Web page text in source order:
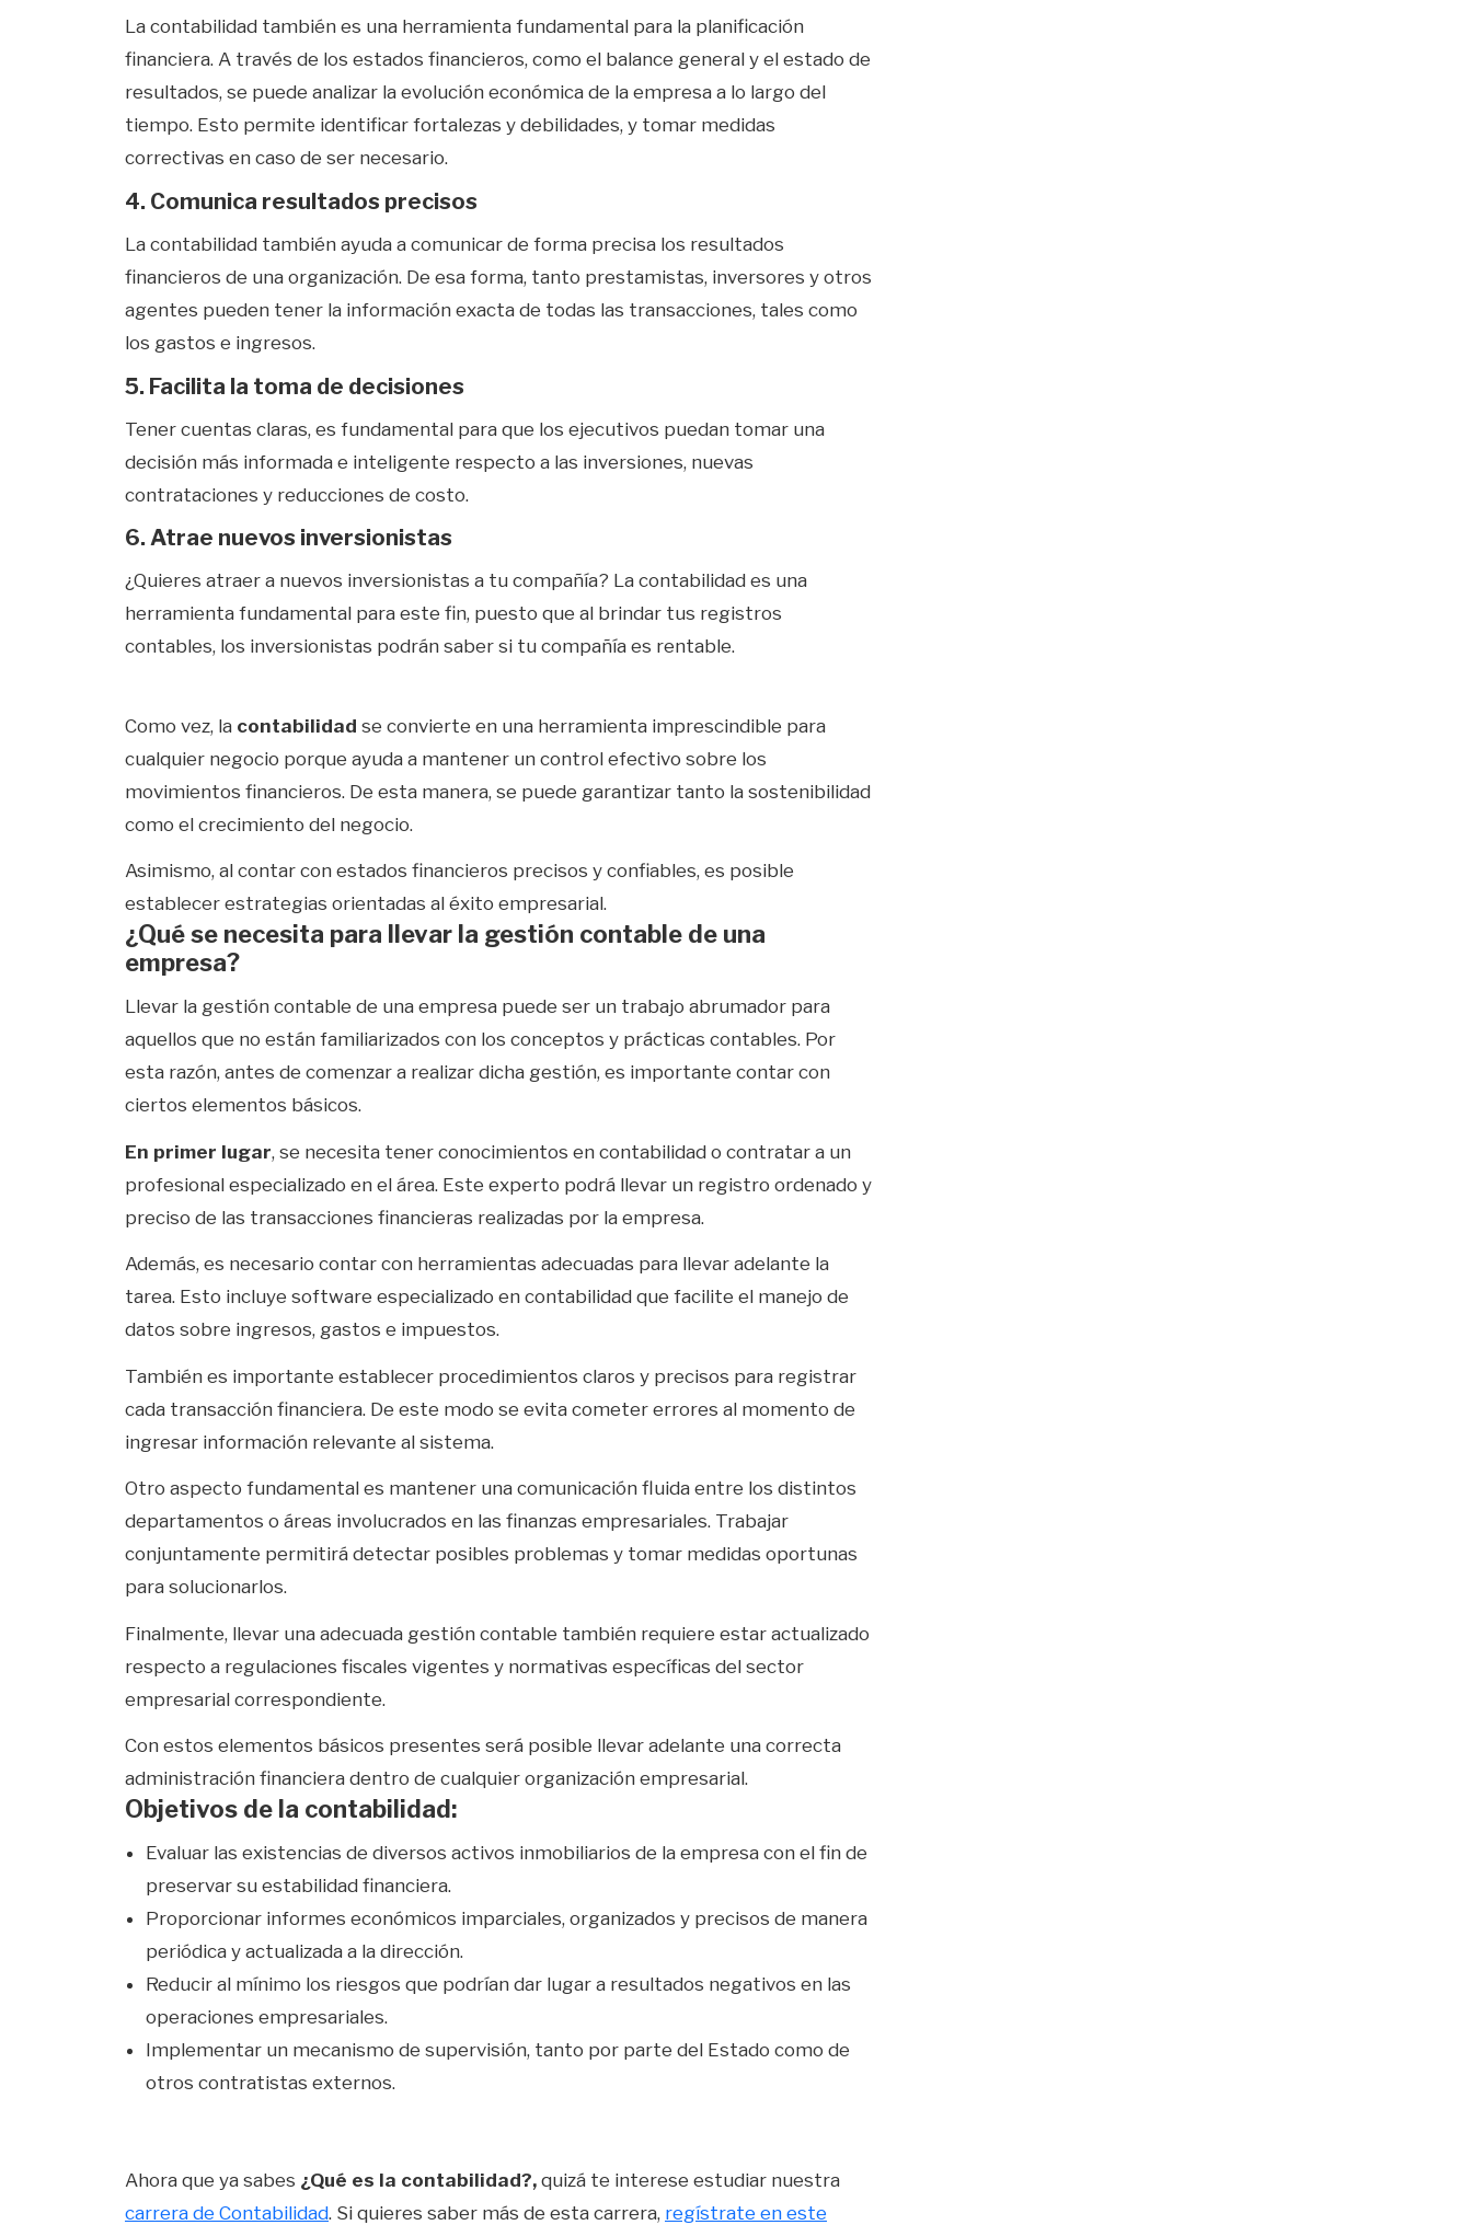
La contabilidad también es una herramienta fundamental para la planificación
financiera. A través de los estados financieros, como el balance general y el estado de
resultados, se puede analizar la evolución económica de la empresa a lo largo del
tiempo. Esto permite identificar fortalezas y debilidades, y tomar medidas
correctivas en caso de ser necesario.
4. Comunica resultados precisos
La contabilidad también ayuda a comunicar de forma precisa los resultados
financieros de una organización. De esa forma, tanto prestamistas, inversores y otros
agentes pueden tener la información exacta de todas las transacciones, tales como
los gastos e ingresos.
5. Facilita la toma de decisiones
Tener cuentas claras, es fundamental para que los ejecutivos puedan tomar una
decisión más informada e inteligente respecto a las inversiones, nuevas
contrataciones y reducciones de costo.
6. Atrae nuevos inversionistas
¿Quieres atraer a nuevos inversionistas a tu compañía? La contabilidad es una
herramienta fundamental para este fin, puesto que al brindar tus registros
contables, los inversionistas podrán saber si tu compañía es rentable.
Como vez, la contabilidad se convierte en una herramienta imprescindible para
cualquier negocio porque ayuda a mantener un control efectivo sobre los
movimientos financieros. De esta manera, se puede garantizar tanto la sostenibilidad
como el crecimiento del negocio.
Asimismo, al contar con estados financieros precisos y confiables, es posible
establecer estrategias orientadas al éxito empresarial.
¿Qué se necesita para llevar la gestión contable de una
empresa?
Llevar la gestión contable de una empresa puede ser un trabajo abrumador para
aquellos que no están familiarizados con los conceptos y prácticas contables. Por
esta razón, antes de comenzar a realizar dicha gestión, es importante contar con
ciertos elementos básicos.
En primer lugar, se necesita tener conocimientos en contabilidad o contratar a un
profesional especializado en el área. Este experto podrá llevar un registro ordenado y
preciso de las transacciones financieras realizadas por la empresa.
Además, es necesario contar con herramientas adecuadas para llevar adelante la
tarea. Esto incluye software especializado en contabilidad que facilite el manejo de
datos sobre ingresos, gastos e impuestos.
También es importante establecer procedimientos claros y precisos para registrar
cada transacción financiera. De este modo se evita cometer errores al momento de
ingresar información relevante al sistema.
Otro aspecto fundamental es mantener una comunicación fluida entre los distintos
departamentos o áreas involucrados en las finanzas empresariales. Trabajar
conjuntamente permitirá detectar posibles problemas y tomar medidas oportunas
para solucionarlos.
Finalmente, llevar una adecuada gestión contable también requiere estar actualizado
respecto a regulaciones fiscales vigentes y normativas específicas del sector
empresarial correspondiente.
Con estos elementos básicos presentes será posible llevar adelante una correcta
administración financiera dentro de cualquier organización empresarial.
Objetivos de la contabilidad:
Evaluar las existencias de diversos activos inmobiliarios de la empresa con el fin de
preservar su estabilidad financiera.
Proporcionar informes económicos imparciales, organizados y precisos de manera
periódica y actualizada a la dirección.
Reducir al mínimo los riesgos que podrían dar lugar a resultados negativos en las
operaciones empresariales.
Implementar un mecanismo de supervisión, tanto por parte del Estado como de
otros contratistas externos.
Ahora que ya sabes ¿Qué es la contabilidad?, quizá te interese estudiar nuestra
carrera de Contabilidad. Si quieres saber más de esta carrera, regístrate en este